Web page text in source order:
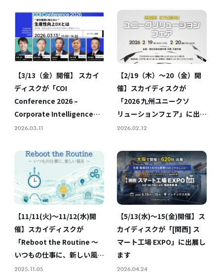
【3/13（金）開催】 スカイ
ディスクが「COI
Conference 2026 –
Corporate Intelligence
Conference 2026 –」に登
2026.03.11
【2/19（木）〜20（金）開
催】スカイディスクが
「2026 九州ユニークソ
リューションフェア」に出
展・セミナー登壇します
2026.02.12
【11/11(火)～11/12(水)開
催】スカイディスクが
「Reboot the Routine 〜
いつもの仕事に、新しい風
を〜」に出展します
2025.11.05
【5/13(水)～15(金)開催】ス
カイディスクが「[関西] ス
マート工場 EXPO」に出展し
ます
2026.04.24